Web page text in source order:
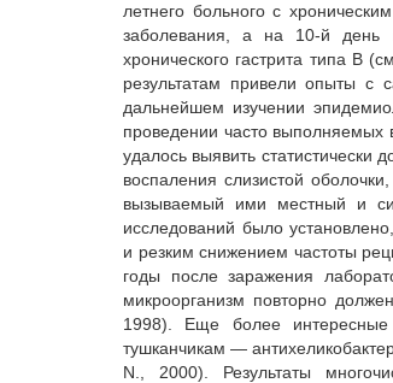
летнего больного с
заболевания, а на 10-й день
хронического гастрита типа В
результатам привели опыты
дальнейшем изучении
проведении часто выполняемых
удалось выявить статистически
воспаления слизистой
вызываемый ими местный и
исследований было
и резким снижением частоты
годы после заражения
микроорганизм повторно
1998). Еще более
тушканчикам —
N., 2000). Результаты